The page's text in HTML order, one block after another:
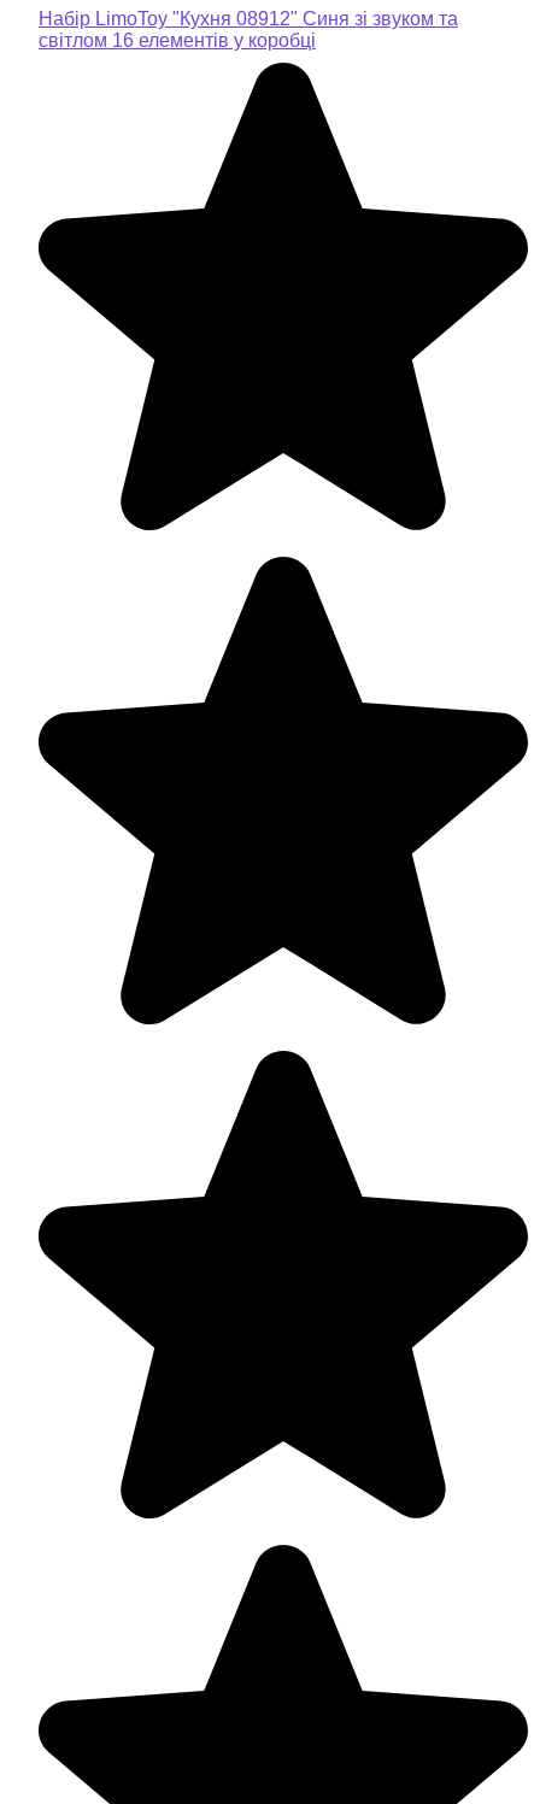
Набір LimoToy "Кухня 08912" Синя зі звуком та
світлом 16 елементів у коробці